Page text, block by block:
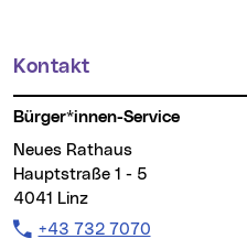
Weitere Informationen
Kontakt
Bürger*innen-Service
Neues Rathaus
Hauptstraße 1 - 5
4041 Linz
Telefon:
+43 732 7070